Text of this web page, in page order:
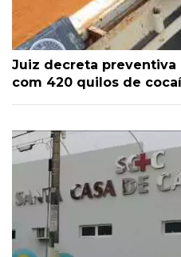
Juiz decreta
com 420 quilos de